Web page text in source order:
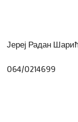
Јереј Радан
064/0214699